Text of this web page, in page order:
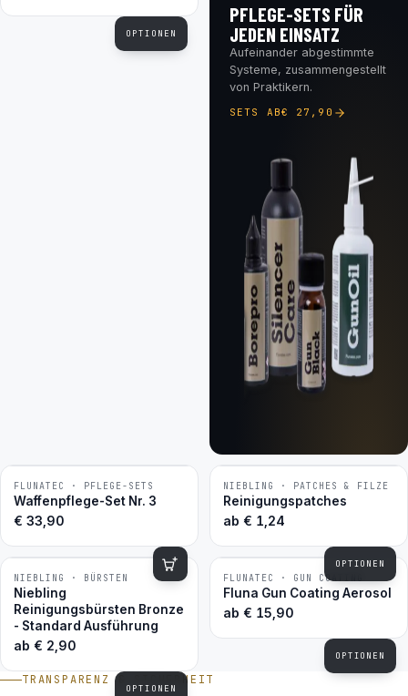
OPTIONEN
PFLEGE-SETS FÜR
JEDEN EINSATZ
Aufeinander abgestimmte
Systeme, zusammengestellt
von Praktikern.
SETS AB€ 27,90
BESTSELLER
FLUNATEC · PFLEGE-SETS
Waffenpflege-Set Nr. 3
€ 33,90
BESTSELLER
NIEBLING · PATCHES & FILZE
Reinigungspatches
ab € 1,24
OPTIONEN
BESTSELLER
NIEBLING · BÜRSTEN
Niebling
Reinigungsbürsten Bronze
- Standard Ausführung
ab € 2,90
OPTIONEN
BESTSELLER
FLUNATEC · GUN COATING
Fluna Gun Coating Aerosol
ab € 15,90
OPTIONEN
TRANSPARENZ & SICHERHEIT